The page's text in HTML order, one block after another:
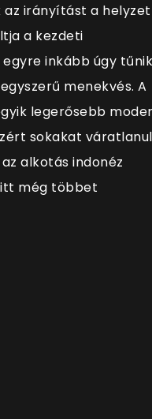
irányítást a helyzet
a kezdeti
inkább úgy
menekvés. A
legerősebb
sokakat váratlanul
alkotás indonéz
még többet